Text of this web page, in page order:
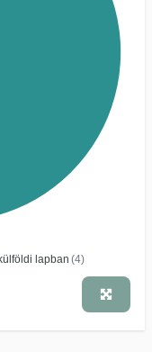
lapban (4)